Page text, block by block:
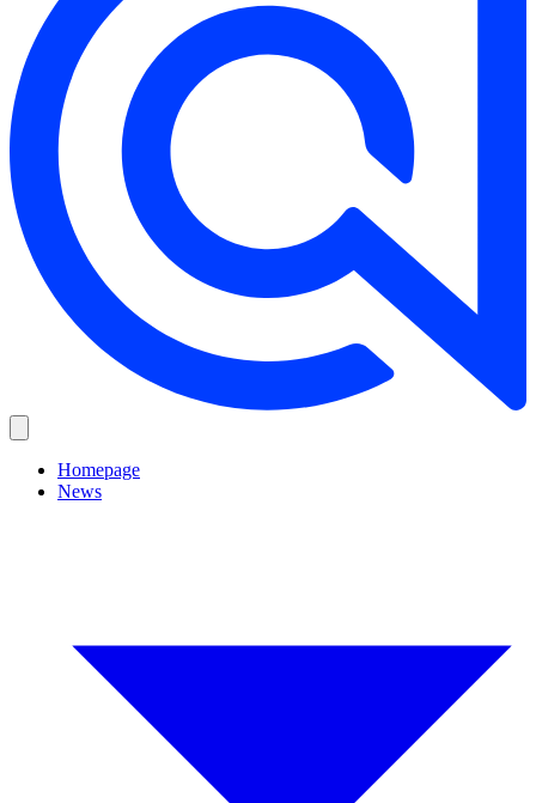
Homepage
News